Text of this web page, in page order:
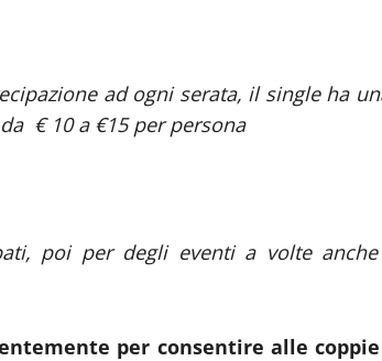
ad ogni serata, il single ha
€ 10 a €15 per persona
poi per degli eventi a volte
per consentire alle